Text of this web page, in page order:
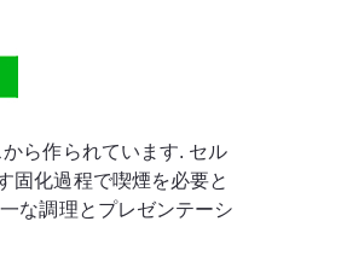
ら作られています. セル
固化過程で喫煙を必要と
な調理とプレゼンテーシ